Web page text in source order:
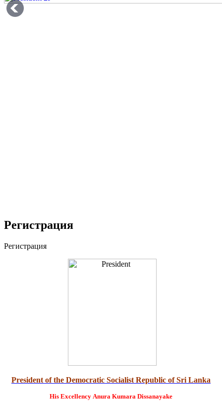
Регистрация
Регистрация
President of the Democratic Socialist Republic of Sri Lanka
His Excellency Anura Kumara Dissanayake